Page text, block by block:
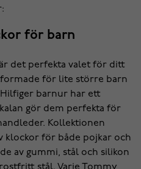
för barn
det perfekta valet för ditt
för lite större barn
barnur har ett
gör dem perfekta för
Kollektionen
för både pojkar och
av gummi, stål och silikon